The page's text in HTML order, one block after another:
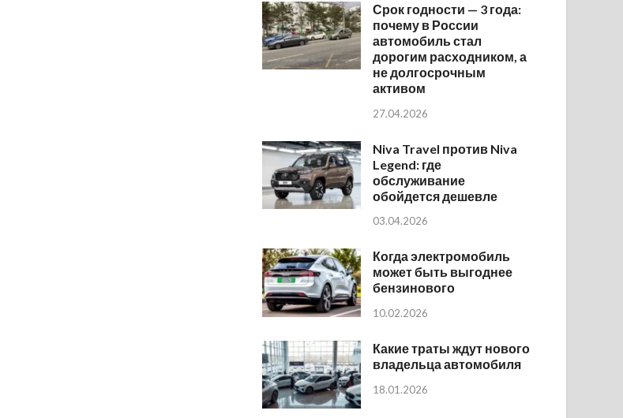
Срок годности — 3 года:
почему в России
автомобиль стал
дорогим расходником, а
не долгосрочным
активом
27.04.2026
Niva Travel против Niva
Legend: где
обслуживание
обойдется дешевле
03.04.2026
Когда электромобиль
может быть выгоднее
бензинового
10.02.2026
Какие траты ждут нового
владельца автомобиля
18.01.2026